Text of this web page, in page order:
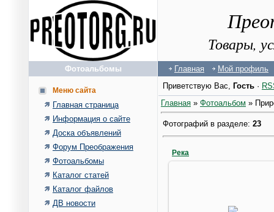
Товары,
Фотоальбомы Главная Мой профиль
Меню сайта
Главная страница
Информация о сайте
Доска объявлений
Форум Преображения
Фотоальбомы
Каталог статей
Каталог файлов
ДВ новости
Приветствую Вас, Гость ·
Главная » Фотоальбом »
Фотографий в разделе: 23
Река